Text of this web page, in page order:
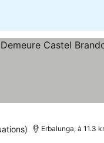
Erbalunga, à 11.3